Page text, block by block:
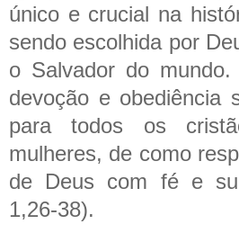
único e crucial na
sendo escolhida por
o Salvador do mundo.
devoção e obediência
para todos os
mulheres, de como
de Deus com fé e
1,26-38).